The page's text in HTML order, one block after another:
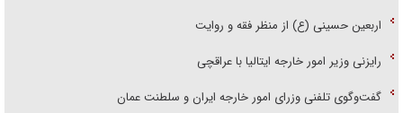
اربعین حسینی (ع) از منظر فقه و روایت
رایزنی وزیر امور خارجه ایتالیا با عراقچی
گفت‌وگوی تلفنی وزرای امور خارجه ایران و سلطنت عمان